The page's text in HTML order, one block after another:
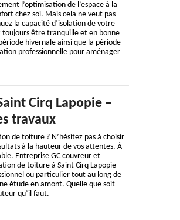
l’optimisation de l’espace à la
chez soi. Mais cela ne veut pas
la capacité d’isolation de votre
toujours être tranquille et en bonne
hivernale ainsi que la période
professionnelle pour aménager
Cirq Lapopie –
travaux
de toiture ? N’hésitez pas à choisir
à la hauteur de vos attentes. À
Entreprise GC couvreur et
de toiture à Saint Cirq Lapopie
ou particulier tout au long de
étude en amont. Quelle que soit
qu’il faut.